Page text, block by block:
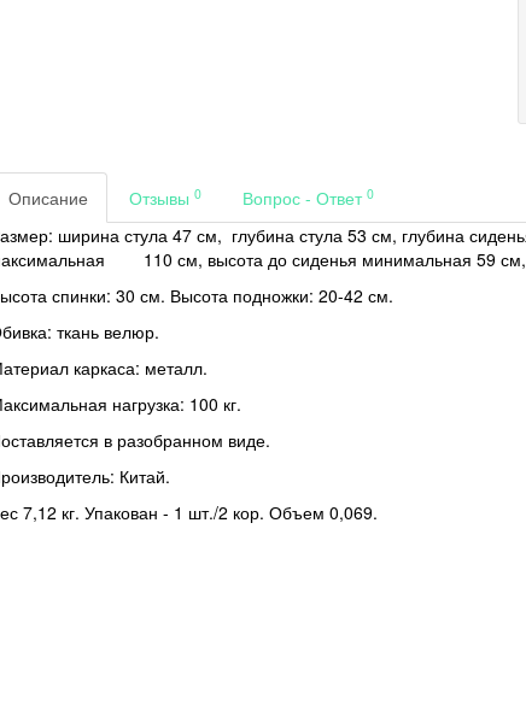
Описание Отзывы 0 Вопрос - Ответ 0
ширина стула 47 см, глубина стула 53 см, глубина
110 см, высота до сиденья минимальная 59
спинки: 30 см. Высота подножки: 20-42 см.
ткань велюр.
каркаса: металл.
нагрузка: 100 кг.
в разобранном виде.
Китай.
7,12 кг. Упакован - 1 шт./2 кор. Объем 0,069.